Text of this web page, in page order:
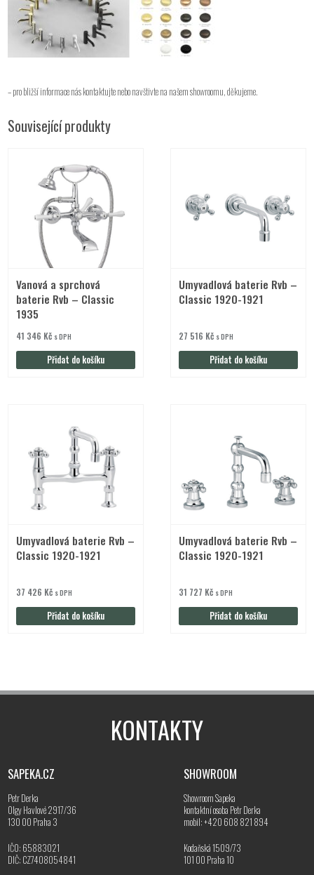
– pro bližší informace nás kontaktujte nebo navštivte na našem showroomu, děkujeme.
Související produkty
Vanová a sprchová
baterie Rvb – Classic
1935
41 346 Kč s DPH
Přidat do košíku
Umyvadlová baterie Rvb –
Classic 1920-1921
27 516 Kč s DPH
Přidat do košíku
Umyvadlová baterie Rvb –
Classic 1920-1921
37 426 Kč s DPH
Přidat do košíku
Umyvadlová baterie Rvb –
Classic 1920-1921
31 727 Kč s DPH
Přidat do košíku
KONTAKTY
SAPEKA.CZ
Petr Derka
Olgy Havlové 2917/36
130 00 Praha 3
IČO: 65883021
DIČ: CZ7408054841
SHOWROOM
Showroom Sapeka
kontaktní osoba Petr Derka
mobil: +420 608 821 894
Kodaňská 1509/73
101 00 Praha 10